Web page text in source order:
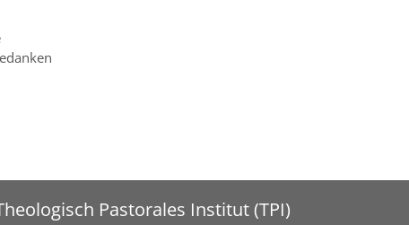
Pastorales Institut (TPI)